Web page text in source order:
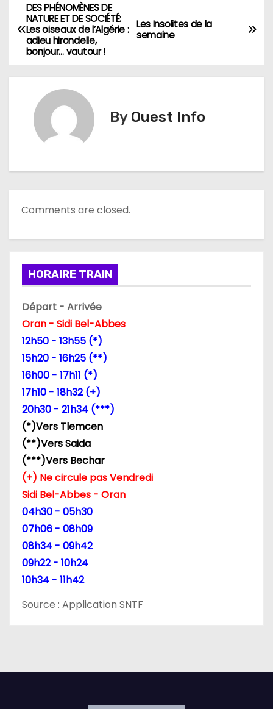
N
a
t
o
n
d
a
r
t
c
e
Les Insolites de la
semaine
DES PHÉNOMÈNES DE
NATURE ET DE SOCIÉTÉ:
Les oiseaux de l’Algérie :
adieu hirondelle,
bonjour… vautour !
By Ouest Info
Comments are closed.
HORAIRE TRAIN
Départ - Arrivée
Oran - Sidi Bel-Abbes
12h50 - 13h55 (*)
15h20 - 16h25 (**)
16h00 - 17h11 (*)
17h10 - 18h32 (+)
20h30 - 21h34 (***)
(*)Vers Tlemcen
(**)Vers Saida
(***)Vers Bechar
(+) Ne circule pas Vendredi
Sidi Bel-Abbes - Oran
04h30 - 05h30
07h06 - 08h09
08h34 - 09h42
09h22 - 10h24
10h34 - 11h42
Source : Application SNTF